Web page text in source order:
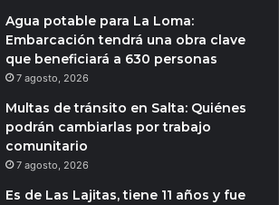
Agua potable para La Loma:
Embarcación tendrá una obra clave
que beneficiará a 630 personas
7 agosto, 2026
Multas de tránsito en Salta: Quiénes
podrán cambiarlas por trabajo
comunitario
7 agosto, 2026
Es de Las Lajitas, tiene 11 años y fue